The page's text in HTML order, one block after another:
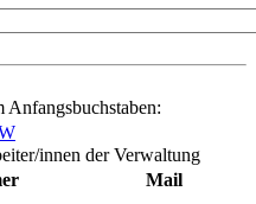
Anfangsbuchstaben:
innen der Verwaltung
Mail